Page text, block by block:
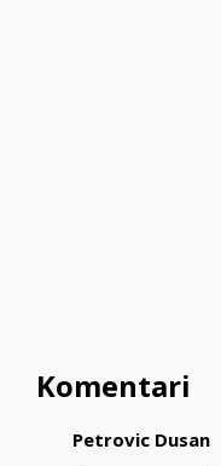
Komentari
Petrovic Dusan